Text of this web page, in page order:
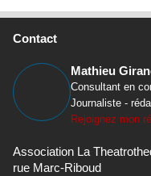
Contact
Mathieu
Consultant en
Journaliste -
Rejoignez mon
Association La
rue Marc-Riboud